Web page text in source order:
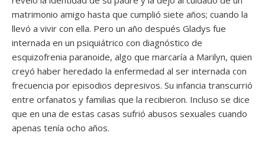
matrimonio amigo hasta que cumplió siete años; cuando la
llevó a vivir con ella. Pero un año después Gladys fue
internada en un psiquiátrico con diagnóstico de
esquizofrenia paranoide, algo que marcaría a Marilyn, quien
creyó haber heredado la enfermedad al ser internada con
frecuencia por episodios depresivos. Su infancia transcurrió
entre orfanatos y familias que la recibieron. Incluso se dice
que en una de estas casas sufrió abusos sexuales cuando
apenas tenía ocho años.